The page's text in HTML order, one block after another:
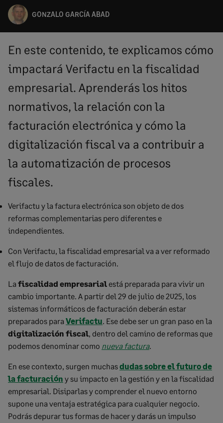
GONZALO GARCÍA ABAD
En este contenido, te explicamos cómo
impactará Verifactu en la fiscalidad
empresarial. Aprenderás los hitos
normativos, la relación con la
facturación electrónica y cómo la
digitalización fiscal va a contribuir a
la automatización de procesos
fiscales.
Verifactu y la factura electrónica son objeto de dos
reformas complementarias pero diferentes e
independientes.
Con Verifactu, la fiscalidad empresarial va a ver reformado
el flujo de datos de facturación.
La fiscalidad empresarial está preparada para vivir un
cambio importante. A partir del 29 de julio de 2025, los
sistemas informáticos de facturación deberán estar
preparados para Verifactu. Ese debe ser un gran paso en la
digitalización fiscal, dentro del camino de reformas que
podemos denominar como nueva factura.
En ese contexto, surgen muchasdudas sobre el futuro de
la facturación y su impacto en la gestión y en la fiscalidad
empresarial. Disiparlas y comprender el nuevo entorno
supone una ventaja estratégica para cualquier negocio.
Podrás depurar tus formas de hacer y darás un impulso